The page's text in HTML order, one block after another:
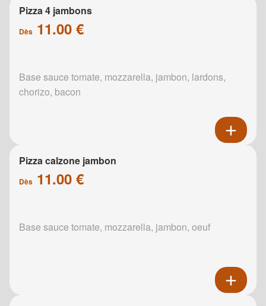
Pizza 4 jambons
Dès 11.00 €
Base sauce tomate, mozzarella, jambon, lardons,
chorizo, bacon
Pizza calzone jambon
Dès 11.00 €
Base sauce tomate, mozzarella, jambon, oeuf